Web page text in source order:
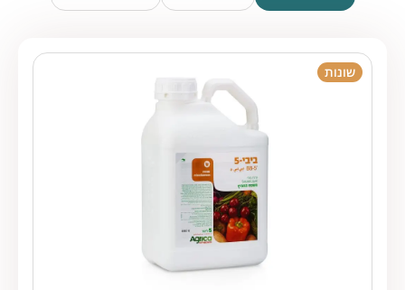
שונות